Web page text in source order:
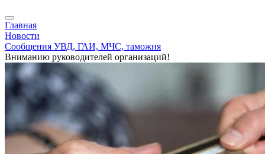
Главная
Новости
Сообщения УВД, ГАИ, МЧС, таможня
Вниманию руководителей организаций!